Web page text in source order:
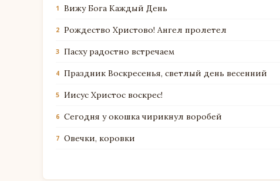
1 Вижу Бога Каждый День
2 Рождество Христово! Ангел пролетел
3 Пасху радостно встречаем
4 Праздник Воскресенья, светлый день весенний
5 Иисус Христос воскрес!
6 Сегодня у окошка чирикнул воробей
7 Овечки, коровки